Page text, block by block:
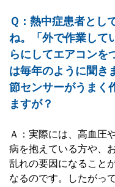
Ｑ：熱中症患者とし
ね。「外で作業して
らにしてエアコン
は毎年のように聞き
節センサーがうまく
ますが？
Ａ：実際には、高血圧
病を抱えている方や、
乱れの要因になること
なるのです。したがっ